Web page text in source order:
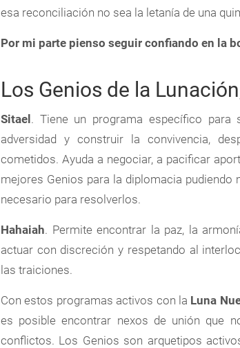
esa reconciliación no sea la letanía de una
Por mi parte pienso seguir confiando en la
Los Genios de la
Sitael. Tiene un programa específico para
adversidad y construir la convivencia,
cometidos. Ayuda a negociar, a pacificar
mejores Genios para la diplomacia
necesario para resolverlos.
Hahaiah. Permite encontrar la paz, la
actuar con discreción y respetando al
las traiciones.
Con estos programas activos con la Luna
es posible encontrar nexos de unión que
conflictos. Los Genios son arquetipos